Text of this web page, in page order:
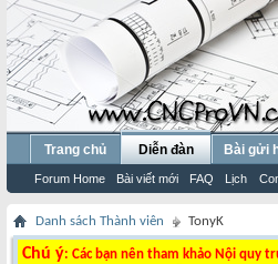
Trang chủ Diễn đàn
Forum Home Bài viết mới FAQ Lịch
Bài gửi
Danh sách Thành viên TonyK
Chú ý: Các bạn nên tham khảo Nội quy